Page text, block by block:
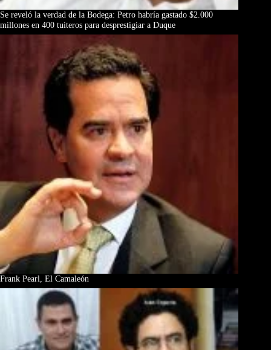
Se reveló la verdad de la Bodega: Petro habría gastado $2.000
millones en 400 tuiteros para desprestigiar a Duque
Frank Pearl, El Camaleón